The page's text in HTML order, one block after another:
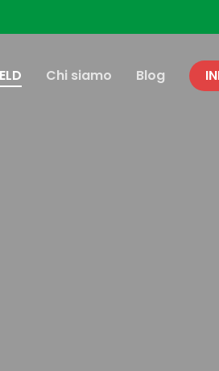
Chi siamo Blog